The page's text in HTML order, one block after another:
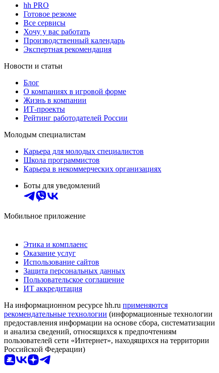
hh PRO
Готовое резюме
Все сервисы
Хочу у вас работать
Производственный календарь
Экспертная рекомендация
Новости и статьи
Блог
О компаниях в игровой форме
Жизнь в компании
ИТ-проекты
Рейтинг работодателей России
Молодым специалистам
Карьера для молодых специалистов
Школа программистов
Карьера в некоммерческих организациях
Боты для уведомлений
Мобильное приложение
Этика и комплаенс
Оказание услуг
Использование сайтов
Защита персональных данных
Пользовательское соглашение
ИТ аккредитация
На информационном ресурсе hh.ru применяются
рекомендательные технологии (информационные технологии
предоставления информации на основе сбора, систематизации
и анализа сведений, относящихся к предпочтениям
пользователей сети «Интернет», находящихся на территории
Российской Федерации)